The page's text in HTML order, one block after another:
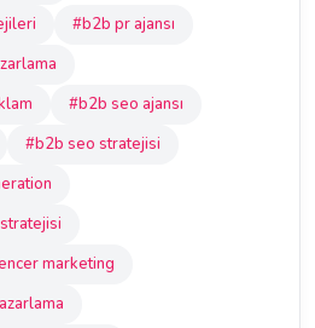
#b2b pr ajansı
#b2b seo ajansı
#b2b seo stratejisi
marketing